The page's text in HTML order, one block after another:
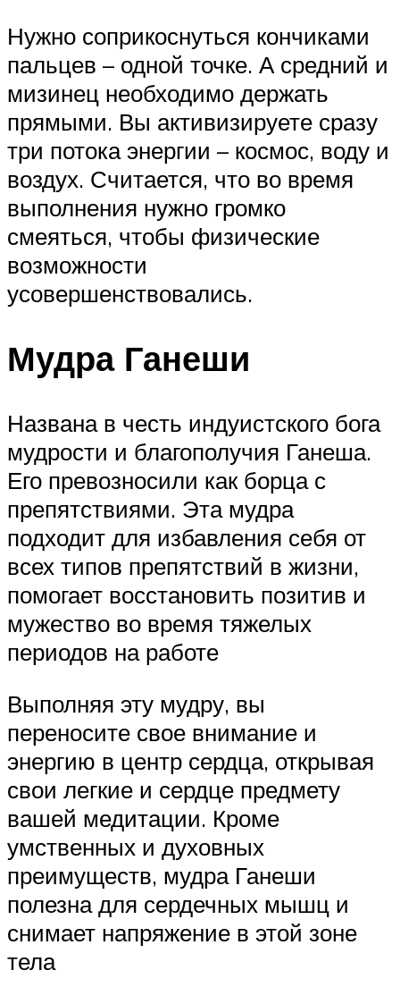
Нужно соприкоснуться кончиками
пальцев – одной точке. А средний и
мизинец необходимо держать
прямыми. Вы активизируете сразу
три потока энергии – космос, воду и
воздух. Считается, что во время
выполнения нужно громко
смеяться, чтобы физические
возможности
усовершенствовались.
Мудра Ганеши
Названа в честь индуистского бога
мудрости и благополучия Ганеша.
Его превозносили как борца с
препятствиями. Эта мудра
подходит для избавления себя от
всех типов препятствий в жизни,
помогает восстановить позитив и
мужество во время тяжелых
периодов на работе
Выполняя эту мудру, вы
переносите свое внимание и
энергию в центр сердца, открывая
свои легкие и сердце предмету
вашей медитации. Кроме
умственных и духовных
преимуществ, мудра Ганеши
полезна для сердечных мышц и
снимает напряжение в этой зоне
тела